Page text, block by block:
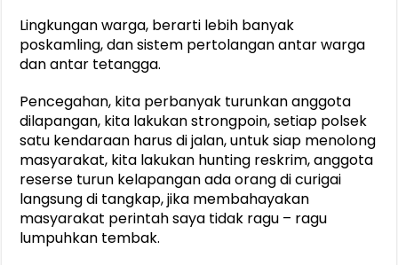
Lingkungan warga, berarti lebih banyak
poskamling, dan sistem pertolangan antar warga
dan antar tetangga.
Pencegahan, kita perbanyak turunkan anggota
dilapangan, kita lakukan strongpoin, setiap polsek
satu kendaraan harus di jalan, untuk siap menolong
masyarakat, kita lakukan hunting reskrim, anggota
reserse turun kelapangan ada orang di curigai
langsung di tangkap, jika membahayakan
masyarakat perintah saya tidak ragu – ragu
lumpuhkan tembak.